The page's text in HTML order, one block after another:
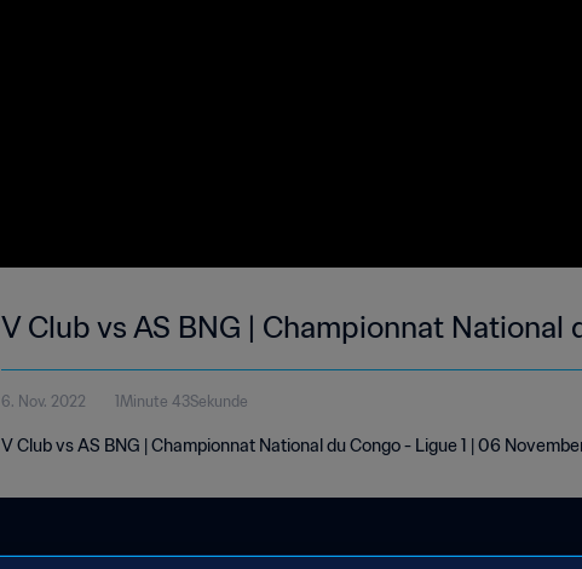
V Club vs AS BNG | Championnat National
6. Nov. 2022 1Minute 43Sekunde
V Club vs AS BNG | Championnat National du Congo - Ligue 1 | 06